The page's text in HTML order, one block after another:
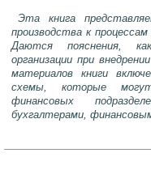
Эта книга
производства к
Даются пояснения,
организации при
материалов книги
схемы, которые
финансовых
бухгалтерами,